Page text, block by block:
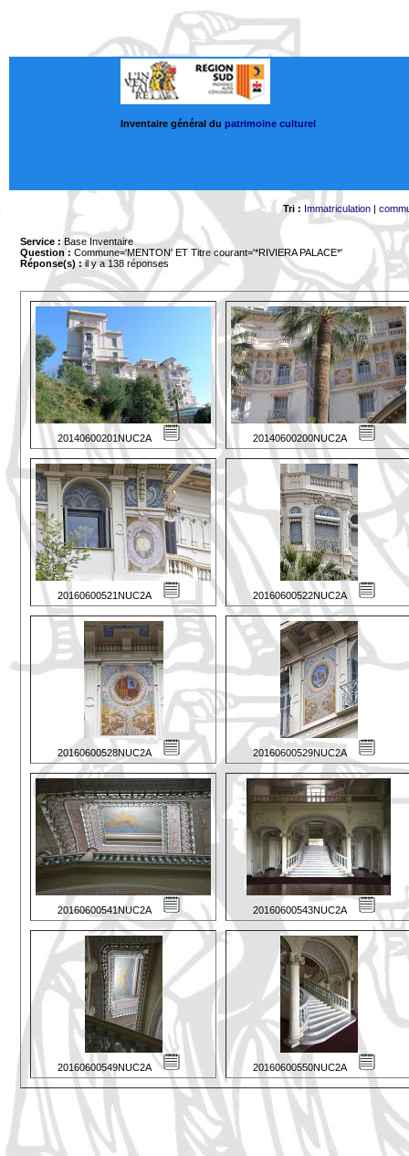
Inventaire général du patrimoine culturel
Tri : Immatriculation|
Service : Base Inventaire
Question : Commune='MENTON' ET Titre courant='*RIVIERA PALACE*'
Réponse(s) :il y a 138 réponses
20140600201NUC2A 20140600200NUC2A
20160600521NUC2A 20160600522NUC2A
20160600528NUC2A 20160600529NUC2A
20160600541NUC2A 20160600543NUC2A
20160600549NUC2A 20160600550NUC2A